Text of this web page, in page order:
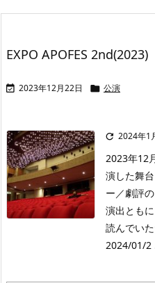
EXPO APOFES 2nd(2023)
 2023年12月22日  公演
 2024年1
2023年12
演した舞
ー／劇評
演出とも
読んでい
2024/01/2